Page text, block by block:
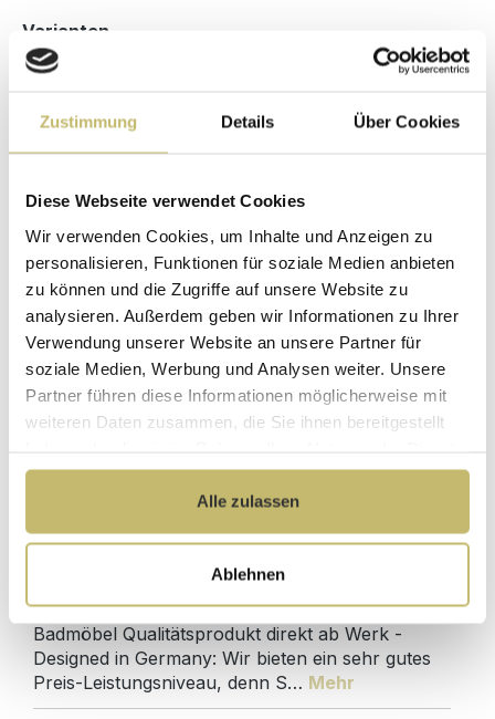
Zustimmung Details Über Cookies
Diese Webseite verwendet Cookies
Wir verwenden Cookies, um Inhalte und Anzeigen zu
personalisieren, Funktionen für soziale Medien anbieten
zu können und die Zugriffe auf unsere Website zu
analysieren. Außerdem geben wir Informationen zu Ihrer
Verwendung unserer Website an unsere Partner für
soziale Medien, Werbung und Analysen weiter. Unsere
Partner führen diese Informationen möglicherweise mit
weiteren Daten zusammen, die Sie ihnen bereitgestellt
gesammelt haben.
Alle zulassen
Ablehnen
Varianten
Hochwertige
Materialien
Herstellerpreis
ohne
Zwischenhändler
Kundenbetreuung
mit bester
Bewertung
Gut verpackt für
beschädigungsfreie
Lieferung
Designed in
Germany
1 Monat risikofreies
Rückgaberecht
Produktdetails
Badmöbel Qualitätsprodukt direkt ab Werk -
Designed in Germany: Wir bieten ein sehr gutes
Preis-Leistungsniveau, denn S… Mehr